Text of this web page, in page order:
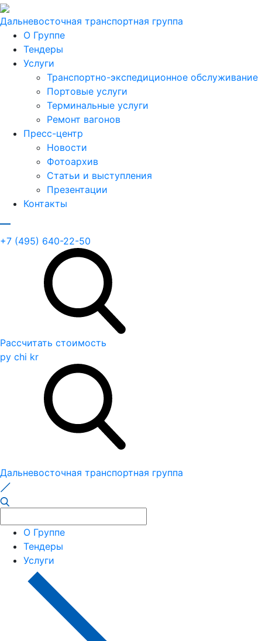
Дальневосточная транспортная группа
О Группе
Тендеры
Услуги
Транспортно-экспедиционное обслуживание
Портовые услуги
Терминальные услуги
Ремонт вагонов
Пресс-центр
Новости
Фотоархив
Статьи и выступления
Презентации
Контакты
+7 (495) 640-22-50
Рассчитать стоимость
ру chi kr
Дальневосточная транспортная группа
О Группе
Тендеры
Услуги